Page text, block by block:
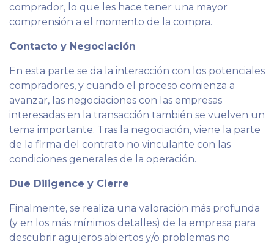
comprador, lo que les hace tener una mayor
comprensión a el momento de la compra.
Contacto y Negociación
En esta parte se da la interacción con los potenciales
compradores, y cuando el proceso comienza a
avanzar, las negociaciones con las empresas
interesadas en la transacción también se vuelven un
tema importante. Tras la negociación, viene la parte
de la firma del contrato no vinculante con las
condiciones generales de la operación.
Due Diligence y Cierre
Finalmente, se realiza una valoración más profunda
(y en los más mínimos detalles) de la empresa para
descubrir agujeros abiertos y/o problemas no